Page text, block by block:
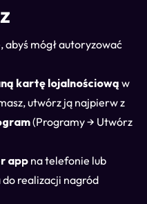
abyś mógł autoryzować
kartę lojalnościową w
utwórz ją najpierw z
(Programy → Utwórz
app na telefonie lub
realizacji nagród